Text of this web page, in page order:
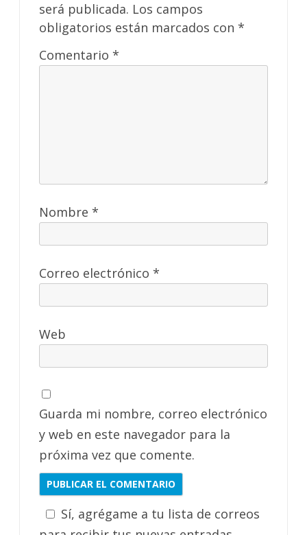
será publicada. Los campos
obligatorios están marcados con *
Comentario *
Nombre *
Correo electrónico *
Web
Guarda mi nombre, correo electrónico
y web en este navegador para la
próxima vez que comente.
Sí, agrégame a tu lista de correos